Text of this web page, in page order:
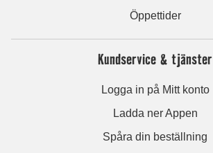
Öppettider
Kundservice & tjänster
Logga in på Mitt konto
Ladda ner Appen
Spåra din beställning